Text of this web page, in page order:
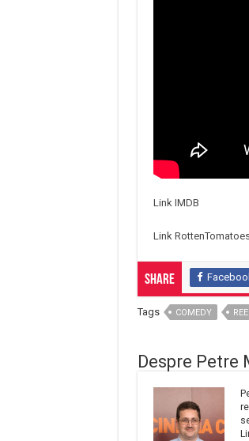
Link IMDB
Link
Share
Tags COMEDY
Despre Petre